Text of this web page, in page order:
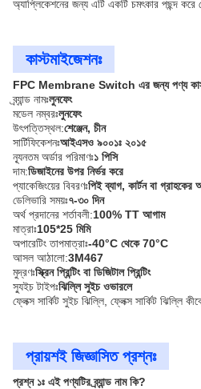
অ্যাপ্লিকেশনের জন্য এটি একটি চমৎকার পছন্দ করে
কাস্টমাইজেশনঃ
FPC Membrane Switch এর জন্য পণ্য
ব্র্যান্ড নামঃলুনফেং
মডেল নম্বরঃলুনফেং
উৎপত্তিস্থল:শেঞ্জেন, চীন
সার্টিফিকেশনঃআইএসও ৯০০১ঃ ২০১৫
ন্যূনতম অর্ডার পরিমাণঃ১ পিসি
দাম:ডিজাইনের উপর নির্ভর করে
প্যাকেজিংয়ের বিবরণঃপিই ব্যাগ, কার্টন বা গ্রাহকের
ডেলিভারি সময়ঃ৭-৩০ দিন
অর্থ প্রদানের শর্তাবলী:100% TT আগাম
মাত্রাঃ105*25 মিমি
অপারেটিং তাপমাত্রাঃ-40°C থেকে 70°C
আসল আঠালো:3M467
মুদ্রণঃস্ক্রিন প্রিন্টিং বা ডিজিটাল প্রিন্টিং
স্যুইচ টাইপঃঝিল্লি সুইচ ওভারলে
ফ্লেক্স সার্কিট সুইচ ঝিল্লি, ফ্লেক্স সার্কিট ঝিল্লি
প্রায়শই জিজ্ঞাসিত প্রশ্নঃ
প্রশ্ন ১ঃ এই পণ্যটির ব্র্যান্ড নাম কি?